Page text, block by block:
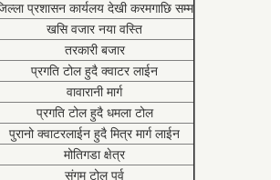
प्रशासन कार्यलय देखी करमगाछि सम्म
खसि वजार नया वस्ति
तरकारी बजार
प्रगति टोल हुदै क्वाटर लाईन
वावारानी मार्ग
प्रगति टोल हुदै धमला टोल
पुरानो क्वाटरलाईन हुदै मित्र मार्ग लाईन
मोतिगडा क्षेत्र
संगम टोल पुर्व